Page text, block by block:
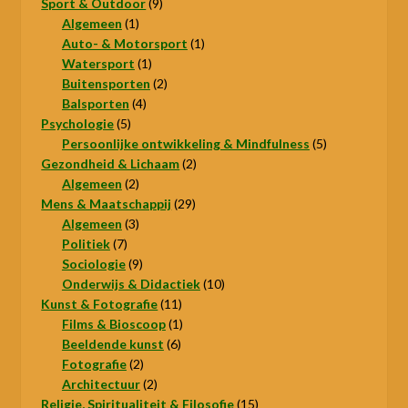
Sport & Outdoor 9
Algemeen 11
product
Auto- & Motorsport 11
Watersport 11
product
Buitensporten 22
Balsporten 44
Psychologie 55
producten
Persoonlijke ontwikkeling & Mindfulness 55
Gezondheid & Lichaam 22
Algemeen 22
producten
Mens & Maatschappij 2929
Algemeen 33
Politiek 77
producten
Sociologie 99
producten
Onderwijs & Didactiek 1010
Kunst & Fotografie 1111
producten
Films & Bioscoop 11
product
Beeldende kunst 66
Fotografie 22
producten
Architectuur 22
producten
Religie, Spiritualiteit & Filosofie 1515